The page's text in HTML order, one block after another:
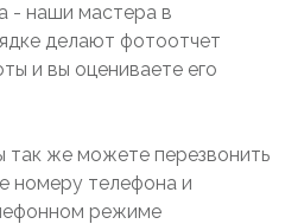
- наши мастера в
делают фотоотчет
и вы оцениваете его
так же можете перезвонить
номеру телефона и
режиме